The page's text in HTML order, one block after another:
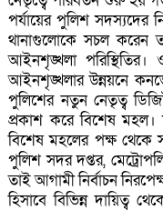
পর্যায়ের পুলিশ সদস্যদের
থানাগুলোকে সচল করেন
আইনশৃঙ্খলা
আইনশৃঙ্খলার উন্নয়নে
পুলিশের নতুন নেতৃত্ব
প্রকাশ করে বিশেষ মহল।
বিশেষ মহলের পক্ষ থেকে
পুলিশ সদর দপ্তর,
তাই আগামী নির্বাচন
হিসাবে বিভিন্ন দায়িত্ব